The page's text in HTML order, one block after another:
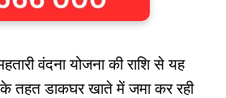
वंदना योजना की राशि से यह
के तहत डाकघर खाते में जमा कर रही